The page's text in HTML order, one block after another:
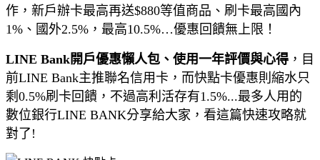
作，新戶辦卡最高再送$880等值商品、刷卡最高國內
1%、國外2.5%，最高10.5%…優惠回饋無上限！
LINE Bank開戶優惠懶人包、使用一年評價與心得 ，目
前LINE Bank主推聯名信用卡，而快點卡優惠則縮水只
剩0.5%刷卡回饋，不過高利活存有1.5%...最多人用的
數位銀行LINE BANK分享給大家，看這篇快速攻略就
對了!